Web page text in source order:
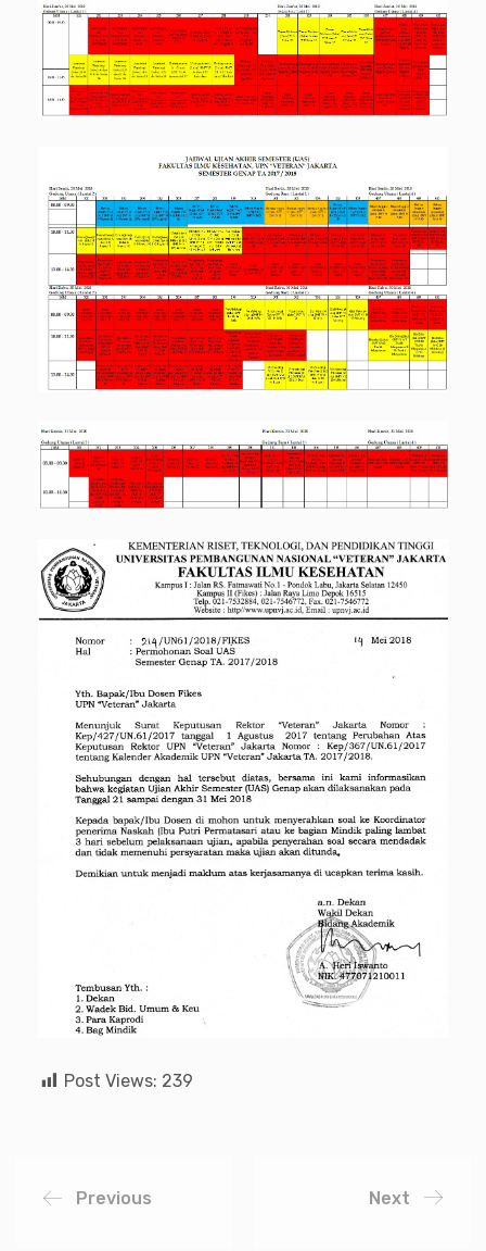
Post Views: 239
Previous Next